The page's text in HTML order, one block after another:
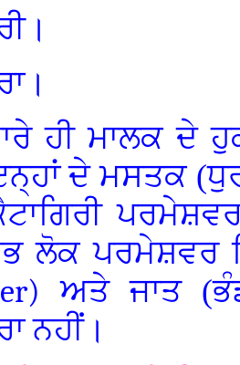
ਹੀ ਮਾਲਕ ਦੇ
ਦੇ ਮਸਤਕ
ਲੋਕ ਪਰਮੇਸ਼ਵਰ
ਅਤੇ ਜਾਤ
ਨਹੀਂ।